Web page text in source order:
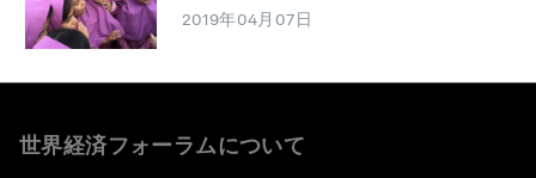
2019年04月07日
世界経済フォーラムについて